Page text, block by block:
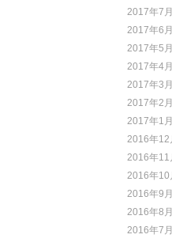
2017年7月
2017年6月
2017年5月
2017年4月
2017年3月
2017年2月
2017年1月
2016年12
2016年11
2016年10
2016年9月
2016年8月
2016年7月